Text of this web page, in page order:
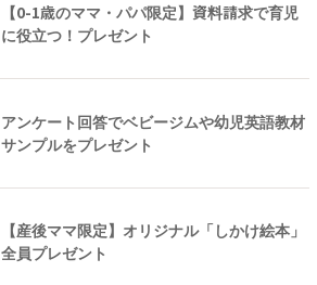
【0-1歳のママ・パパ限定】資料請求で育児
に役立つ！プレゼント
アンケート回答でベビージムや幼児英語教材
サンプルをプレゼント
【産後ママ限定】オリジナル「しかけ絵本」
全員プレゼント